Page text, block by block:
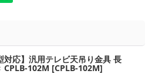
対応】汎用テレビ天吊り金具 長
CPLB-102M [CPLB-102M]